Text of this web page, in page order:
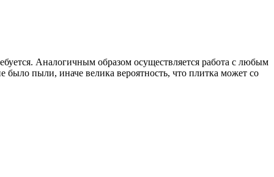
Аналогичным образом осуществляется работа с любым
было пыли, иначе велика вероятность, что плитка может со